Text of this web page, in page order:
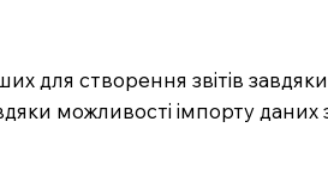
створення звітів
можливості імпорту даних